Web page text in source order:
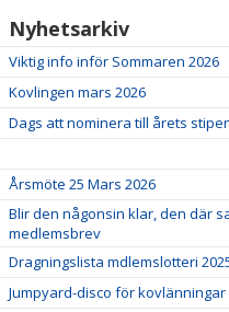
Nyhetsarkiv
Viktig info inför Sommaren 2026
Kovlingen mars 2026
Dags att nominera till årets
Årsmöte 25 Mars 2026
Blir den någonsin klar, den där
medlemsbrev
Dragningslista mdlemslotteri
Jumpyard-disco för